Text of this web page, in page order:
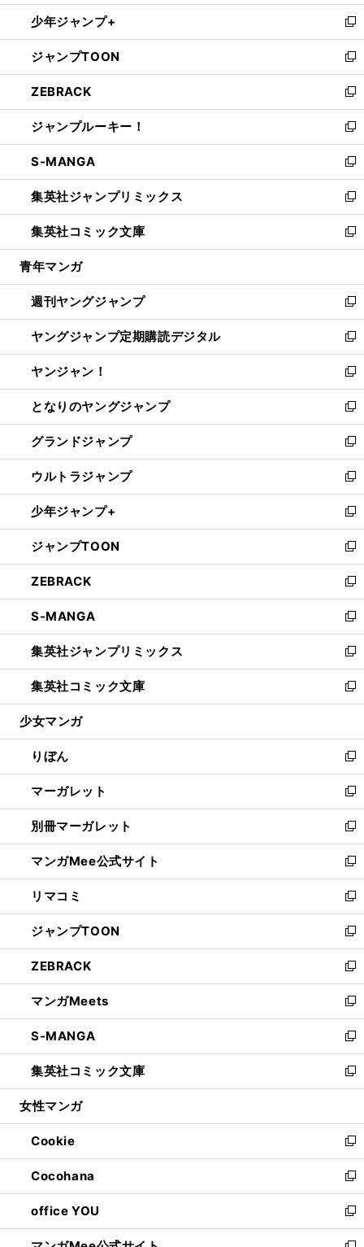
ウ
で
開
く
ン
ド
ウ
で
開
く
ウ
ィ
ン
ド
ウ
で
開
く
し
い
ウ
ィ
ン
ド
ウ
で
開
く
少年ジャンプ+
新
し
い
ウ
ィ
ン
ド
ウ
で
開
く
ジャンプTOON
新
し
い
ウ
ィ
ン
ド
ウ
で
開
く
ZEBRACK
新
し
い
ウ
ィ
ン
ド
ウ
で
開
ジャンプルーキー！
新
し
い
ウ
ィ
ン
ド
ウ
開
く
S-MANGA
新
し
い
ウ
ィ
ン
ウ
で
開
く
集英社ジャンプリミックス
新
し
い
ウ
ン
ド
ウ
で
開
く
集英社コミック文庫
新
し
ウ
ィ
ン
ド
ウ
で
開
く
青年マンガ
週刊ヤングジャンプ
新
し
い
ウ
ィ
ン
ド
ウ
で
開
く
ヤングジャンプ定期購読デジタル
新
し
い
ウ
ィ
ン
ド
ウ
で
開
く
ヤンジャン！
新
し
い
ウ
ィ
ン
ド
ウ
で
開
く
となりのヤングジャンプ
新
し
い
ウ
ィ
ン
ド
ウ
で
開
く
グランドジャンプ
新
し
い
ウ
ィ
ン
ド
ウ
で
開
く
ウルトラジャンプ
新
し
い
ウ
ィ
ン
ド
ウ
で
開
く
少年ジャンプ+
新
し
い
ウ
ィ
ン
ド
ウ
で
開
く
ジャンプTOON
新
し
い
ウ
ィ
ン
ド
ウ
で
開
ZEBRACK
新
し
い
ウ
ィ
ン
ド
ウ
開
く
S-MANGA
新
し
い
ウ
ィ
ン
ウ
で
開
く
集英社ジャンプリミックス
新
し
い
ウ
ン
ド
ウ
で
開
く
集英社コミック文庫
新
し
ウ
ィ
ン
ド
ウ
で
開
く
少女マンガ
りぼん
新
し
い
ウ
ィ
ン
ド
ウ
で
開
く
マーガレット
新
し
い
ウ
ィ
ン
ド
ウ
で
開
く
別冊マーガレット
新
し
い
ウ
ィ
ン
ド
ウ
で
開
く
マンガMee公式サイト
新
し
い
ウ
ィ
ン
ド
ウ
で
開
く
リマコミ
新
し
い
ウ
ィ
ン
ド
ウ
で
開
く
ジャンプTOON
新
し
い
ウ
ィ
ン
ド
ウ
で
開
ZEBRACK
新
し
い
ウ
ィ
ン
ド
ウ
開
く
マンガMeets
新
し
い
ウ
ィ
ン
ウ
で
開
く
S-MANGA
新
し
い
ウ
ン
ド
ウ
で
開
く
集英社コミック文庫
新
し
ウ
ィ
ン
ド
ウ
で
開
女性マンガ
Cookie
新
し
い
ウ
ィ
ン
Cocohana
新
し
い
ウ
office YOU
新
し